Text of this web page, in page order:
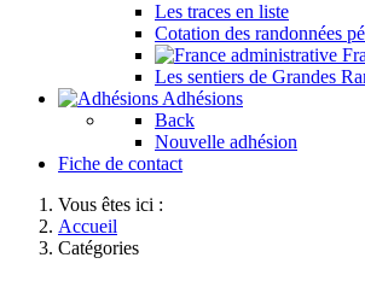
Les traces en liste
Cotation des randonnées
Les sentiers de Grandes
Adhésions
Back
Nouvelle adhésion
Fiche de contact
Vous êtes ici :
Accueil
Catégories